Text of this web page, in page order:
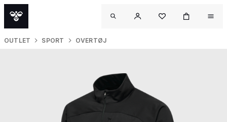
OUTLET SPORT OVERTØJ